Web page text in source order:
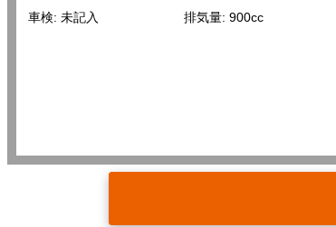
車検: 未記入
排気量: 900cc